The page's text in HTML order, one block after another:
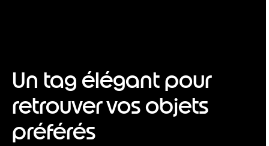
Un tag élégant pour
retrouver vos objets
préférés